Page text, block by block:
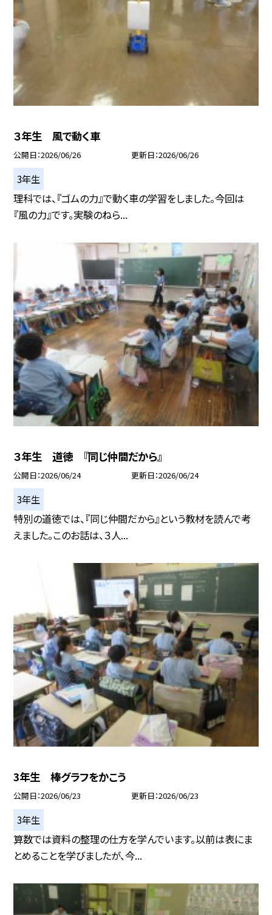
３年生 風で動く車
公開日 2026/06/26 更新日 2026/06/26
3年生
理科では、『ゴムの力』で動く車の学習をしました。今回は
『風の力』です。実験のねら...
３年生 道徳 『同じ仲間だから』
公開日 2026/06/24 更新日 2026/06/24
3年生
特別の道徳では、『同じ仲間だから』という教材を読んで考
えました。このお話は、３人...
3年生 棒グラフをかこう
公開日 2026/06/23 更新日 2026/06/23
3年生
算数では資料の整理の仕方を学んでいます。以前は表にま
とめることを学びましたが、今...